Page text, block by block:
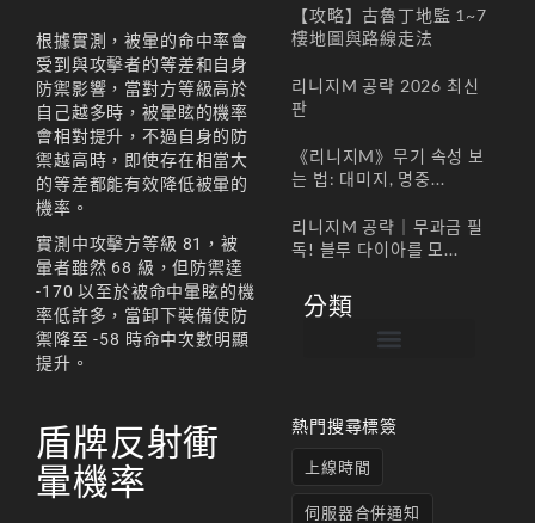
根據實測，被暈的命中率會
受到與攻擊者的等差和自身
防禦影響，當對方等級高於
自己越多時，被暈眩的機率
會相對提升，不過自身的防
禦越高時，即使存在相當大
的等差都能有效降低被暈的
機率。
實測中攻擊方等級 81，被
暈者雖然 68 級，但防禦達
-170 以至於被命中暈眩的機
率低許多，當卸下裝備使防
禦降至 -58 時命中次數明顯
提升。
盾牌反射衝
暈機率
【攻略】古魯丁地監 1~7
樓地圖與路線走法
리니지M 공략 2026 최신
판
《리니지M》무기 속성 보
는 법: 대미지, 명중...
리니지M 공략｜무과금 필
독! 블루 다이아를 모...
分類
熱門搜尋標簽
上線時間
伺服器合併通知